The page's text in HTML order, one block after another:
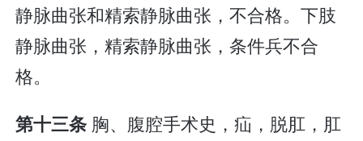
静脉曲张和精索静脉曲张，不合格。下肢
静脉曲张，精索静脉曲张，条件兵不合
格。
第十三条 胸、腹腔手术史，疝，脱肛，肛